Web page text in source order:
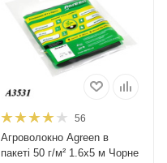
56
Агроволокно Agreen в
пакеті 50 г/м² 1.6х5 м Чорне